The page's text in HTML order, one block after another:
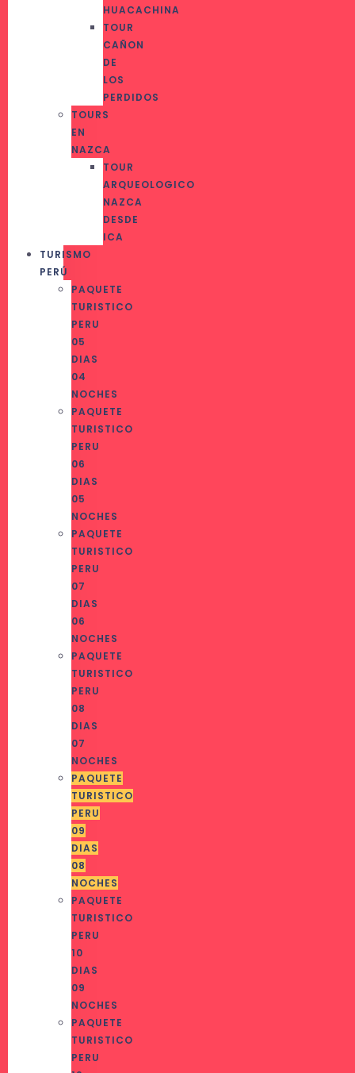
HUACACHINA
TOUR
CAÑON
DE
LOS
PERDIDOS
TOURS
EN
NAZCA
TOUR
ARQUEOLOGICO
NAZCA
DESDE
ICA
TURISMO
PERÚ
PAQUETE
TURISTICO
PERU
05
DIAS
04
NOCHES
PAQUETE
TURISTICO
PERU
06
DIAS
05
NOCHES
PAQUETE
TURISTICO
PERU
07
DIAS
06
NOCHES
PAQUETE
TURISTICO
PERU
08
DIAS
07
NOCHES
PAQUETE
TURISTICO
PERU
09
DIAS
08
NOCHES
PAQUETE
TURISTICO
PERU
10
DIAS
09
NOCHES
PAQUETE
TURISTICO
PERU